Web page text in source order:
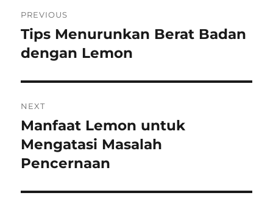
navigation
PREVIOUS
Previous
post:
Tips Menurunkan Berat Badan
dengan Lemon
NEXT
Next
post:
Manfaat Lemon untuk
Mengatasi Masalah
Pencernaan